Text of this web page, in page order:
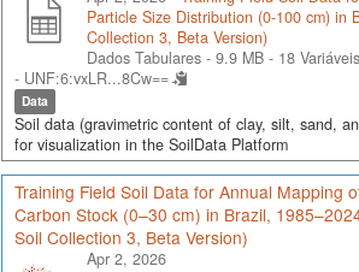
Particle Size Distribution (0-100 cm) in
Collection 3, Beta Version)
Dados Tabulares - 9.9 MB - 18
- UNF:6:vxLR...8Cw==
Data
Soil data (gravimetric content of clay, silt, sand,
for visualization in the SoilData Platform
Training Field Soil Data for Annual Mapping
Carbon Stock (0–30 cm) in Brazil,
Soil Collection 3, Beta Version)
Apr 2, 2026